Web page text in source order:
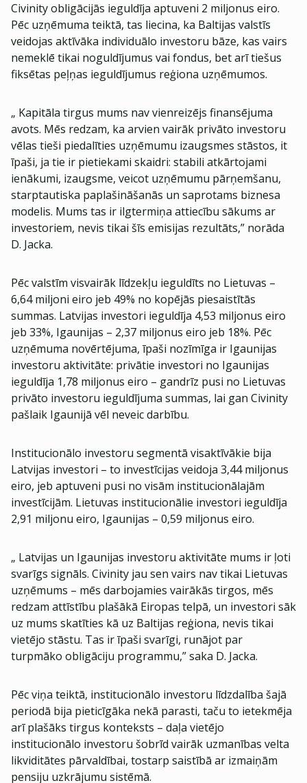
Civinity obligācijās ieguldīja aptuveni 2 miljonus eiro.
Pēc uzņēmuma teiktā, tas liecina, ka Baltijas valstīs
veidojas aktīvāka individuālo investoru bāze, kas vairs
nemeklē tikai noguldījumus vai fondus, bet arī tiešus
fiksētas peļņas ieguldījumus reģiona uzņēmumos.
„ Kapitāla tirgus mums nav vienreizējs finansējuma
avots. Mēs redzam, ka arvien vairāk privāto investoru
vēlas tieši piedalīties uzņēmumu izaugsmes stāstos, it
īpaši, ja tie ir pietiekami skaidri: stabili atkārtojami
ienākumi, izaugsme, veicot uzņēmumu pārņemšanu,
starptautiska paplašināšanās un saprotams biznesa
modelis. Mums tas ir ilgtermiņa attiecību sākums ar
investoriem, nevis tikai šīs emisijas rezultāts,” norāda
D. Jacka.
Pēc valstīm visvairāk līdzekļu ieguldīts no Lietuvas –
6,64 miljoni eiro jeb 49% no kopējās piesaistītās
summas. Latvijas investori ieguldīja 4,53 miljonus eiro
jeb 33%, Igaunijas – 2,37 miljonus eiro jeb 18%. Pēc
uzņēmuma novērtējuma, īpaši nozīmīga ir Igaunijas
investoru aktivitāte: privātie investori no Igaunijas
ieguldīja 1,78 miljonus eiro – gandrīz pusi no Lietuvas
privāto investoru ieguldījuma summas, lai gan Civinity
pašlaik Igaunijā vēl neveic darbību.
Institucionālo investoru segmentā visaktīvākie bija
Latvijas investori – to investīcijas veidoja 3,44 miljonus
eiro, jeb aptuveni pusi no visām institucionālajām
investīcijām. Lietuvas institucionālie investori ieguldīja
2,91 miljonu eiro, Igaunijas – 0,59 miljonus eiro.
„ Latvijas un Igaunijas investoru aktivitāte mums ir ļoti
svarīgs signāls. Civinity jau sen vairs nav tikai Lietuvas
uzņēmums – mēs darbojamies vairākās tirgos, mēs
redzam attīstību plašākā Eiropas telpā, un investori sāk
uz mums skatīties kā uz Baltijas reģiona, nevis tikai
vietējo stāstu. Tas ir īpaši svarīgi, runājot par
turpmāko obligāciju programmu,” saka D. Jacka.
Pēc viņa teiktā, institucionālo investoru līdzdalība šajā
periodā bija pieticīgāka nekā parasti, taču to ietekmēja
arī plašāks tirgus konteksts – daļa vietējo
institucionālo investoru šobrīd vairāk uzmanības velta
likviditātes pārvaldībai, tostarp saistībā ar izmaiņām
pensiju uzkrājumu sistēmā.